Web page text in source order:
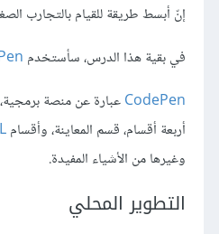
إنّ أبسط طريقة للقيام بالتجارب
في بقية هذا الدرس، سأستخدم
CodePenعبارة عن منصة
أربعة أقسام، قسم المعاينة، وأقسام
وغيرها من الأشياء المفيدة.
التطوير المحلي